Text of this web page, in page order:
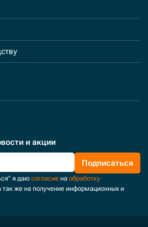
и акции
Подписаться
я даю согласие на обработку
так же на получение информационных и